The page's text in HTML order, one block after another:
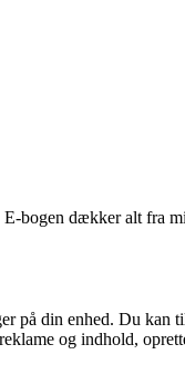
dækker alt fra
på din enhed. Du
og indhold,